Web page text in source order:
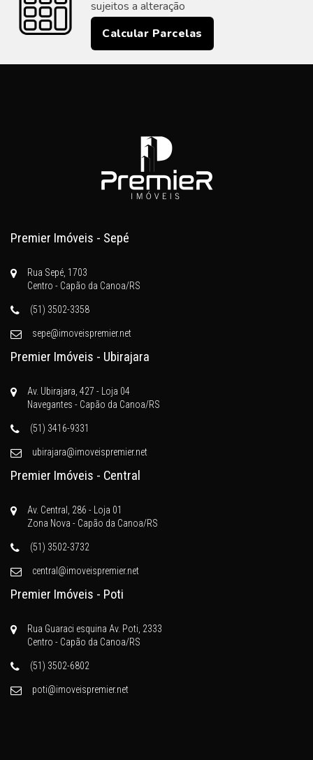
sujeitos a alteração
Calcular Parcelas
Premier Imóveis - Sepé
Rua Sepé, 1703
Centro - Capão da Canoa/RS
(51) 3502-3358
sepe@imoveispremier.net
Premier Imóveis - Ubirajara
Av. Ubirajara, 427 - Loja 04
Navegantes - Capão da Canoa/RS
(51) 3416-9331
ubirajara@imoveispremier.net
Premier Imóveis - Central
Av. Central, 286 - Loja 01
Zona Nova - Capão da Canoa/RS
(51) 3502-3732
central@imoveispremier.net
Premier Imóveis - Poti
Rua Guaraci esquina Av. Poti, 2333
Centro - Capão da Canoa/RS
(51) 3502-6802
poti@imoveispremier.net